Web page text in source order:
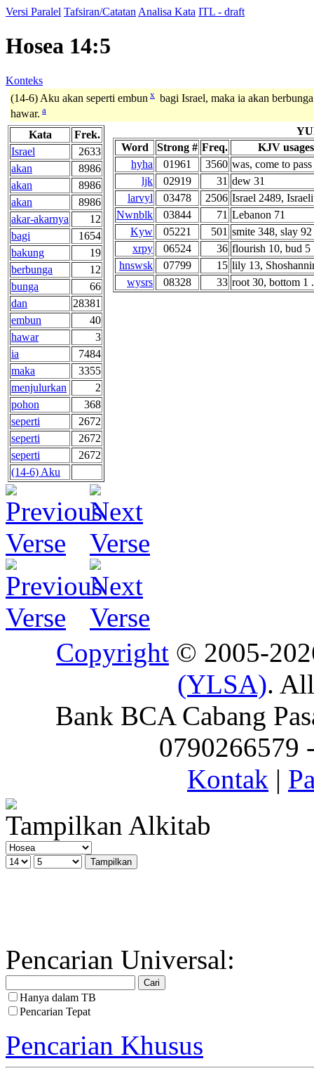
Versi Paralel Tafsiran/Catatan Analisa Kata ITL - draft
Hosea 14:5
Konteks
(14-6) Aku akan seperti embun x bagi Israel, maka ia akan
hawar. a
Kata
Frek.
Israel
2633
akan
8986
akan
8986
akan
8986
akar-akarnya
12
bagi
1654
bakung
19
berbunga
12
bunga
66
dan
28381
embun
40
hawar
3
ia
7484
maka
3355
menjulurkan
2
pohon
368
seperti
2672
seperti
2672
seperti
2672
(14-6) Aku
Word
Strong # Freq.
KJV usages
hyha
01961 3560 was, come to
ljk
02919 31 dew 31
larvyl
03478 2506 Israel 2489,
Nwnblk
03844 71 Lebanon 71
Kyw
05221 501 smite 348, slay
xrpy
06524 36 flourish 10, bud 5
hnswsk
07799 15 lily 13,
wysrs
08328 33 root 30, bottom 1
Copyright © 2005-
(YLSA).
Bank BCA Cabang
0790266579
Kontak |
Tampilkan Alkitab
Pencarian Universal:
Hanya dalam TB
Pencarian Tepat
Pencarian Khusus